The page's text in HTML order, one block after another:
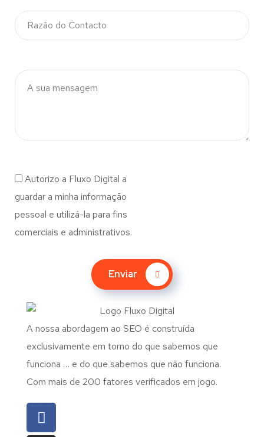
Autorizo a Fluxo Digital a
guardar a minha informação
pessoal e utilizá-la para fins
comerciais e administrativos.
Enviar
A nossa abordagem ao SEO é construída
exclusivamente em torno do que sabemos que
funciona … e do que sabemos que não funciona.
Com mais de 200 fatores verificados em jogo.